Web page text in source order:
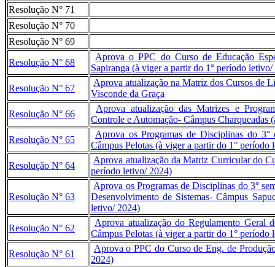
Resolução N° 71
Resolução N° 70
Resolução N° 69
Resolução N° 68
Aprova o PPC do Curso de Educação
Sapiranga (à viger a partir do 1° período
Resolução N° 67
Aprova atualização na Matriz dos Cursos de
Visconde da Graça
Resolução N° 66
Aprova atualização das Matrizes e
Controle e Automação- Câmpus
Resolução N° 65
Aprova os Programas de Disciplinas do 3°
Câmpus Pelotas (à viger a partir do 1° período
Resolução N° 64
Aprova atualização da Matriz Curricular do
período letivo/ 2024)
Resolução N° 63
Aprova os Programas de Disciplinas do 3°
Desenvolvimento de Sistemas- Câmpus
letivo/ 2024)
Resolução N° 62
Aprova atualização do Regulamento Geral
Câmpus Pelotas (à viger a partir do 1° período
Resolução N° 61
Aprova o PPC do Curso de Eng. de
2024)